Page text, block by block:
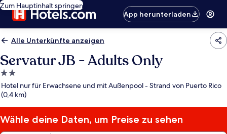
Zum Hauptinhalt springen
App herunterladen
Alle Unterkünfte anzeigen
Servatur JB - Adults Only
2.0-
Sterne-
Unterkunft
Hotel nur für Erwachsene und mit Außenpool - Strand von Puerto Rico
(0,4 km)
Wähle deine Daten, um Preise zu sehen